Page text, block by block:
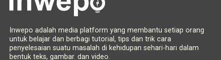
Inwepo adalah media platform yang membantu setiap orang
untuk belajar dan berbagi tutorial, tips dan trik cara
penyelesaian suatu masalah di kehidupan sehari-hari dalam
bentuk teks, gambar. dan video.